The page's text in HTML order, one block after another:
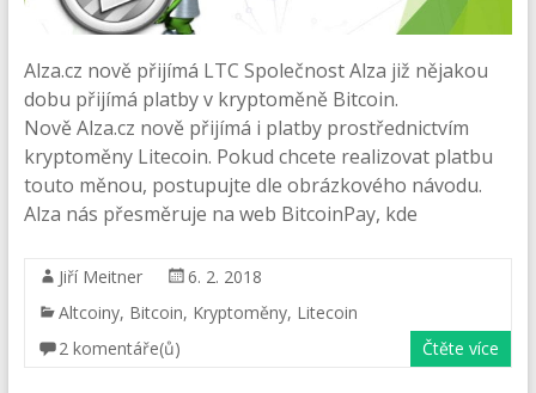
Alza.cz nově přijímá LTC Společnost Alza již nějakou
dobu přijímá platby v kryptoměně Bitcoin.
Nově Alza.cz nově přijímá i platby prostřednictvím
kryptoměny Litecoin. Pokud chcete realizovat platbu
touto měnou, postupujte dle obrázkového návodu.
Alza nás přesměruje na web BitcoinPay, kde
Jiří Meitner
6. 2. 2018
Altcoiny, Bitcoin, Kryptoměny, Litecoin
2 komentáře(ů)
Čtěte více